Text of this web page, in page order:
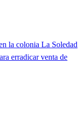
la colonia La Soledad
erradicar venta de